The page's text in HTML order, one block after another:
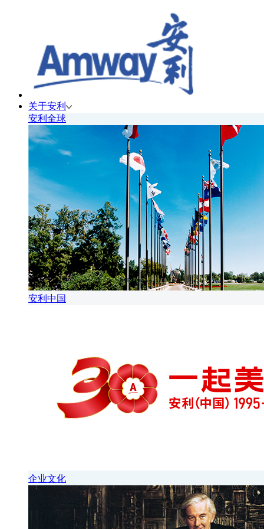
关于安利
安利全球
安利中国
企业文化